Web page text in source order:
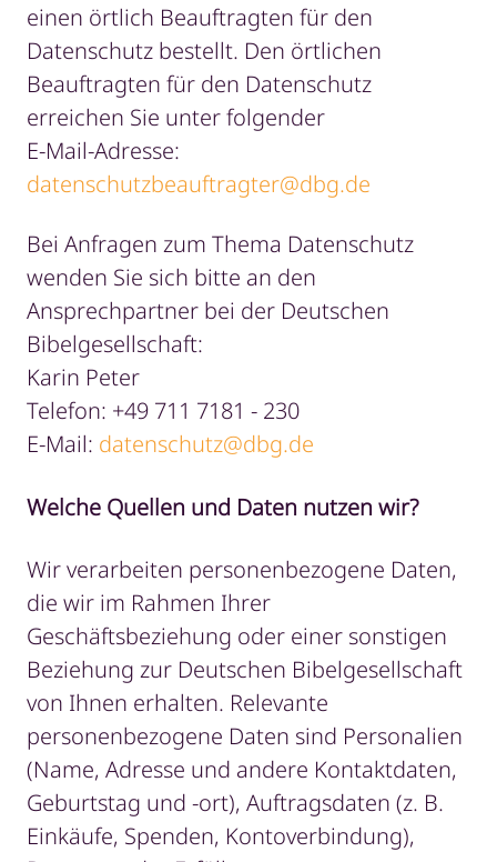
einen örtlich Beauftragten für den
Datenschutz bestellt. Den örtlichen
Beauftragten für den Datenschutz
erreichen Sie unter folgender
E-Mail-Adresse:
datenschutzbeauftragter@dbg.de
Bei Anfragen zum Thema Datenschutz
wenden Sie sich bitte an den
Ansprechpartner bei der Deutschen
Bibelgesellschaft:
Karin Peter
Telefon: +49 711 7181 - 230
E-Mail: datenschutz@dbg.de
Welche Quellen und Daten nutzen wir?
Wir verarbeiten personenbezogene Daten,
die wir im Rahmen Ihrer
Geschäftsbeziehung oder einer sonstigen
Beziehung zur Deutschen Bibelgesellschaft
von Ihnen erhalten. Relevante
personenbezogene Daten sind Personalien
(Name, Adresse und andere Kontaktdaten,
Geburtstag und -ort), Auftragsdaten (z. B.
Einkäufe, Spenden, Kontoverbindung),